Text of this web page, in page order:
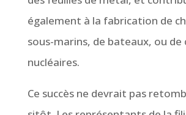
également à la fabrication de
sous-marins, de bateaux, ou de
nucléaires.
Ce succès ne devrait pas